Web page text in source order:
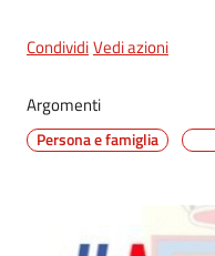
Servizi
line
Tutti
CondividiVedi azioni
Argomenti
Persona e famiglia